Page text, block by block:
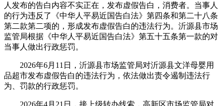
人发布的告白内容不实正在，发布虚假告白，消费者。当事人
的行为违反了《中华人平易近国告白法》第四条和第二十八条
第二款第二项的，形成发布虚假告白的违法行为。沂源县市场
监管局根据《中华人平易近国告白法》第五十五条第一款的对
当事人做出行政惩罚。
2026年6月11日，沂源县市场监管局对沂源县文洋母婴用
品超市发布虚假告白的违法行为，依法做出责令遏制违法行
为、罚款的行政惩罚。